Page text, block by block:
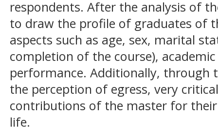
respondents. After the analysis of
to draw the profile of graduates of
aspects such as age, sex, marital
completion of the course),
performance. Additionally, through
the perception of egress, very
contributions of the master for
life.